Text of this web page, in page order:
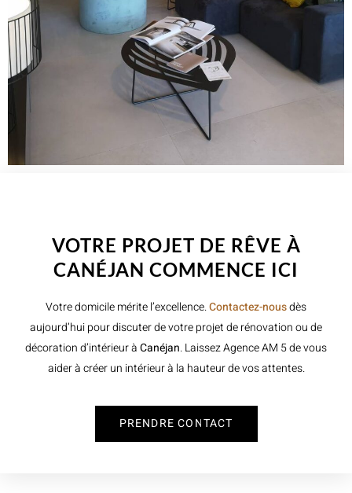
VOTRE PROJET DE RÊVE À
CANÉJAN COMMENCE ICI
Votre domicile mérite l’excellence.Contactez-nousdès
aujourd’hui pour discuter de votre projet de rénovation ou de
décoration d’intérieur àCanéjan. Laissez Agence AM 5 de vous
aider à créer un intérieur à la hauteur de vos attentes.
PRENDRE CONTACT